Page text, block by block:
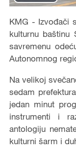
Video
KMG - Izvođači
kulturnu baštinu
savremenu
Autonomnog
Na velikoj
sedam
jedan minut
instrumenti i
antologiju
kulturni šarm i